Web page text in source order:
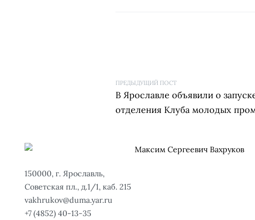
ПРЕДЫДУЩИЙ ПОСТ
В Ярославле объявили о
отделения Клуба молодых
150000, г. Ярославль,
Советская пл., д.1/1, каб. 215
vakhrukov@duma.yar.ru
+7 (4852) 40-13-35